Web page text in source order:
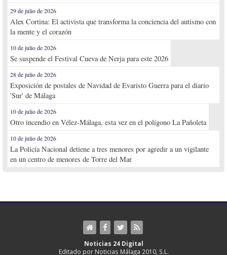
29 de julio de 2026
Alex Cortina: El activista que transforma la conciencia del autismo con
la mente y el corazón
10 de julio de 2026
Se suspende el Festival Cueva de Nerja para este 2026
28 de julio de 2026
Exposición de postales de Navidad de Evaristo Guerra para el diario
'Sur' de Málaga
10 de julio de 2026
Otro incendio en Vélez-Málaga, esta vez en el polígono La Pañoleta
10 de julio de 2026
La Policía Nacional detiene a tres menores por agredir a un vigilante
en un centro de menores de Torre del Mar
Noticias 24 Digital
Editado por Noticias Málaga 2010, S.L.